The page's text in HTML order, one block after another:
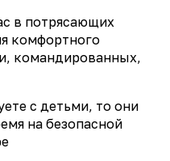
в потрясающих
комфортного
командированных,
с детьми, то они
на безопасной